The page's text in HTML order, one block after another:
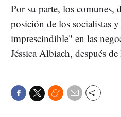
Por su parte, los comunes,
posición de los socialistas
imprescindible" en las
Jéssica Albiach, después de